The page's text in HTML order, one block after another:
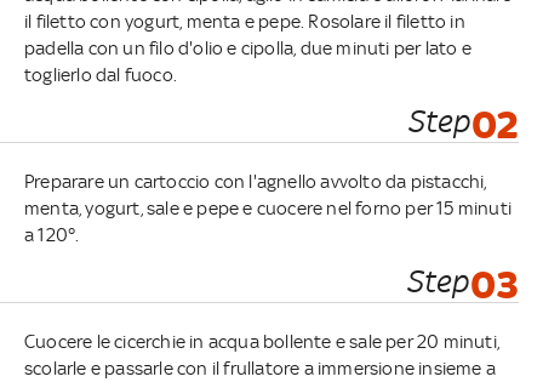
il filetto con yogurt, menta e pepe. Rosolare il filetto in
padella con un filo d'olio e cipolla, due minuti per lato e
toglierlo dal fuoco.
Step02
Preparare un cartoccio con l'agnello avvolto da pistacchi,
menta, yogurt, sale e pepe e cuocere nel forno per 15 minuti
a 120°.
Step03
Cuocere le cicerchie in acqua bollente e sale per 20 minuti,
scolarle e passarle con il frullatore a immersione insieme a